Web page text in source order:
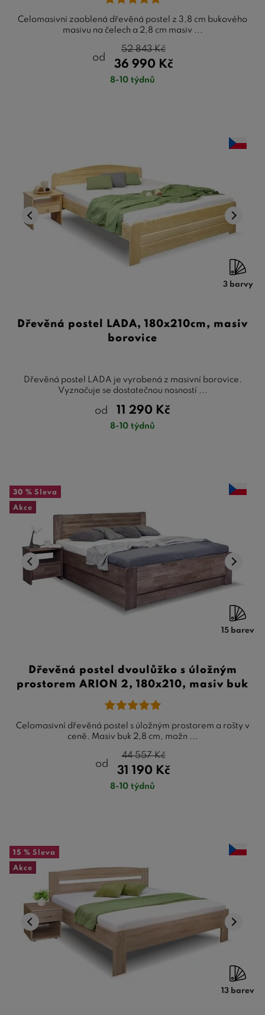
Celomasivní zaoblená dřevěná postel z 3,8 cm bukového
masivu na čelech a 2,8 cm masiv ...
od
36 990 Kč
52 843Kč
8-10 týdnů
3 barvy
Dřevěná postel LADA, 180x210cm, masiv
borovice
Dřevěná postel LADA je vyrobená z masivní borovice.
Vyznačuje se dostatečnou nosností ...
od 11 290 Kč
8-10 týdnů
30 % Sleva
Akce
15 barev
Dřevěná postel dvoulůžko s úložným
prostorem ARION 2, 180x210, masiv buk
Celomasivní dřevěná postel s úložným prostorem a rošty v
ceně. Masiv buk 2,8 cm, možn ...
od
31 190 Kč
44 557Kč
8-10 týdnů
15 % Sleva
Akce
13 barev